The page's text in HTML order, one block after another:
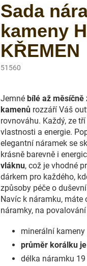
Jemné bílé až
kamenů rozzáří Váš
rovnováhu. Každý, ze
vlastnosti a energie.
elegantní náramek se
krásně barevně i
vláknu, což je vhodné
dárkem pro každého,
způsoby péče o
Navíc k náramku, máte
náramky, na
minerální
průměr korálku
délka náramku 19
Sada
kameny
KŘEMEN
51560